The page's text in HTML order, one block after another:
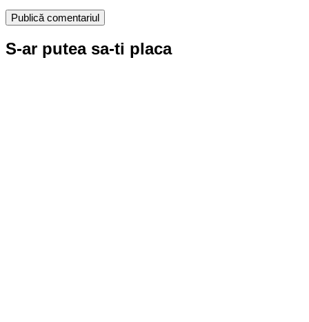
S-ar putea sa-ti placa